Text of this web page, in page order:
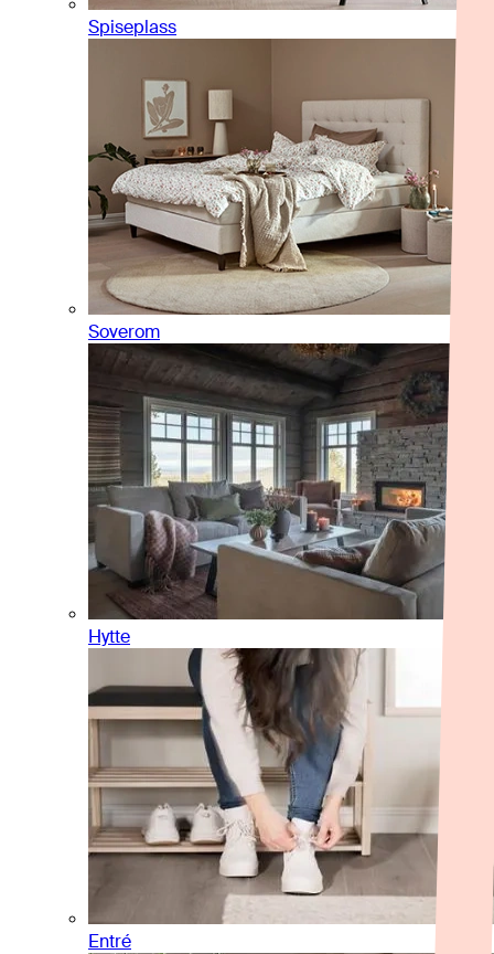
Spiseplass
Soverom
Hytte
Entré